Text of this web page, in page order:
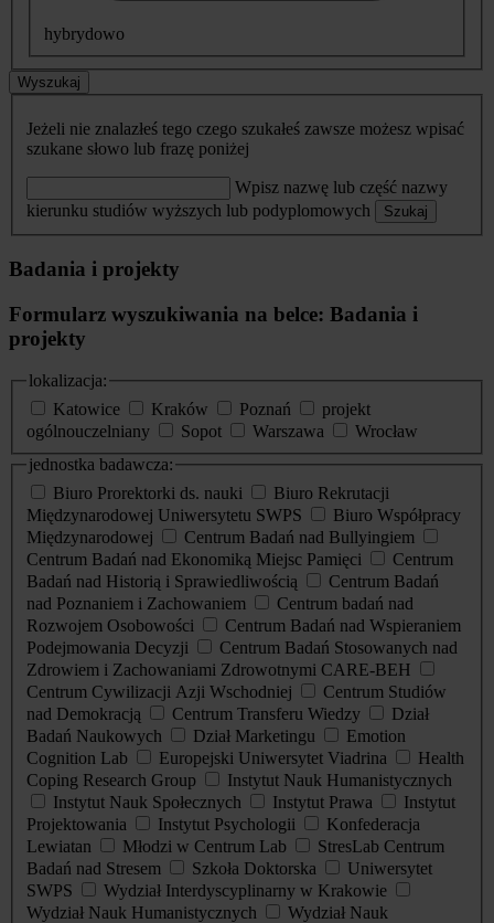
hybrydowo
Wyszukaj
Jeżeli nie znalazłeś tego czego szukałeś zawsze możesz wpisać
szukane słowo lub frazę poniżej
Wpisz nazwę lub część nazwy
kierunku studiów wyższych lub podyplomowych
Szukaj
Badania i projekty
Formularz wyszukiwania na belce: Badania i
projekty
lokalizacja:
Katowice
Kraków Poznań
projekt
ogólnouczelniany
Sopot Warszawa
Wrocław
jednostka badawcza:
Biuro Prorektorki ds. nauki
Biuro Rekrutacji
Międzynarodowej Uniwersytetu SWPS
Biuro Współpracy
Międzynarodowej
Centrum Badań nad Bullyingiem
Centrum Badań nad Ekonomiką Miejsc Pamięci
Centrum
Badań nad Historią i Sprawiedliwością
Centrum Badań
nad Poznaniem i Zachowaniem
Centrum badań nad
Rozwojem Osobowości
Centrum Badań nad Wspieraniem
Podejmowania Decyzji
Centrum Badań Stosowanych nad
Zdrowiem i Zachowaniami Zdrowotnymi CARE-BEH
Centrum Cywilizacji Azji Wschodniej
Centrum Studiów
nad Demokracją
Centrum Transferu Wiedzy
Dział
Badań Naukowych
Dział Marketingu
Emotion
Cognition Lab
Europejski Uniwersytet Viadrina
Health
Coping Research Group
Instytut Nauk Humanistycznych
Instytut Nauk Społecznych
Instytut Prawa
Instytut
Projektowania
Instytut Psychologii
Konfederacja
Lewiatan
Młodzi w Centrum Lab
StresLab Centrum
Badań nad Stresem
Szkoła Doktorska
Uniwersytet
SWPS
Wydział Interdyscyplinarny w Krakowie
Wydział Nauk Humanistycznych
Wydział Nauk